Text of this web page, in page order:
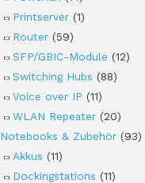
Printserver (1)
Router (59)
SFP/GBIC-Module (12)
Switching Hubs (88)
Voice over IP (11)
WLAN Repeater (20)
Notebooks & Zubehör (93)
Akkus (11)
Dockingstations (11)